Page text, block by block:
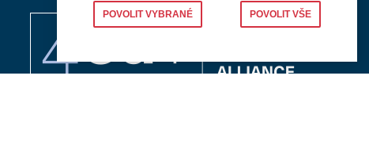
POVOLIT VYBRANÉ POVOLIT VŠE